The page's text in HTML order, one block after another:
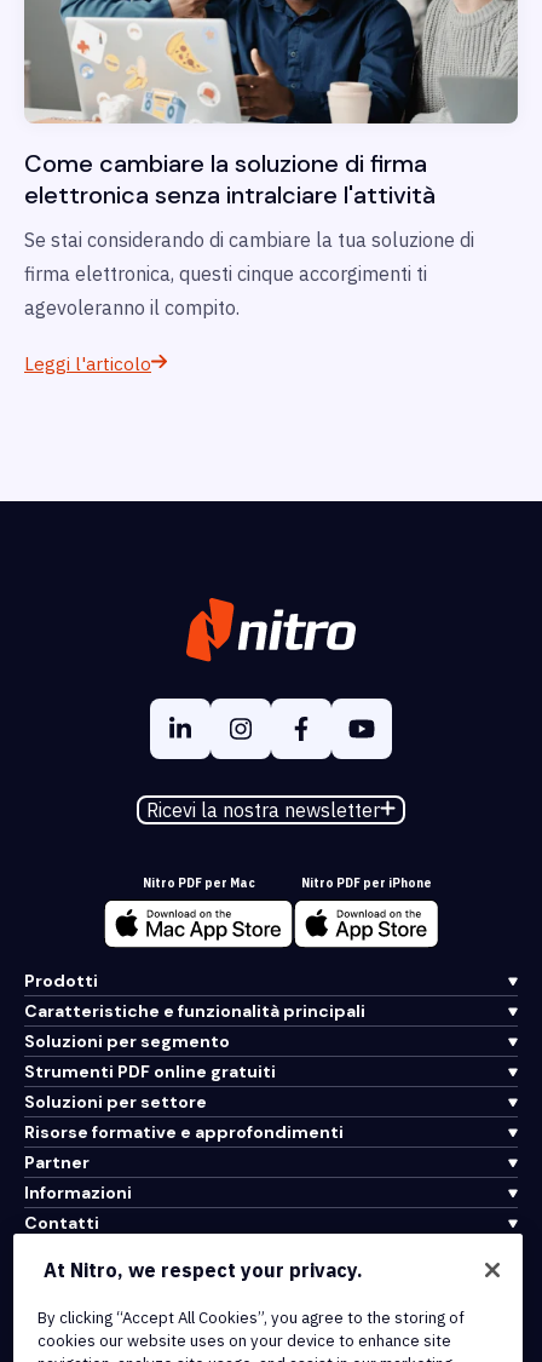
Come cambiare la soluzione di firma
elettronica senza intralciare l'attività
Se stai considerando di cambiare la tua soluzione di
firma elettronica, questi cinque accorgimenti ti
agevoleranno il compito.
Leggi l'articolo
Ricevi la nostra newsletter
Nitro PDF per Mac Nitro PDF per iPhone
Prodotti
Caratteristiche e funzionalità principali
Soluzioni per segmento
Strumenti PDF online gratuiti
Soluzioni per settore
Risorse formative e approfondimenti
Partner
Informazioni
Contatti
Integrazioni e connettività API
Termini di servizio
At Nitro, we respect your privacy.
By clicking “Accept All Cookies”, you agree to the storing of
cookies our website uses on your device to enhance site